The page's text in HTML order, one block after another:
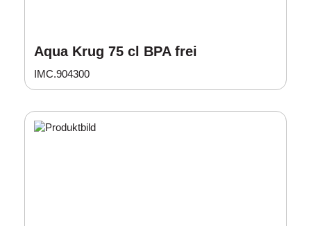
Aqua Krug 75 cl BPA frei
IMC.904300